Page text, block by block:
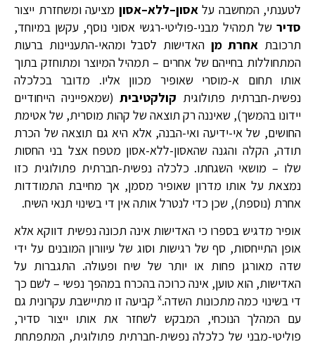
לטענתי, המחשבה עלאסון–ללא–אסון מציעה ומשחזרת ייצור
סדיר של תמהיל מבני-פוליטי-רגשי אסוני נוסף, עקשן במיוחד,
תרכובת אחרת מן האדישות לסבל ומהאי-התעניינות ברעות
המתחוללות בחייהם של אחרים – תמהיל המיוצר ומתוחזק בתוך
אותו תחום א-מוסרי שאופיר מכוון אליו. מדובר בכלכלה
נפשית-חברתית פתולוגית קולקטיבית (שמאפייניה הייחודיים
יידונו בהמשך), שאיננה רק תוצאה של קהות מוסרית, של אטימת
החושים, של אי-ידיעה ואי-הבנה, אלא היא גם תוצאה של הכרת
תודה, הקלה והגנה שהאסון-ללא-אסון מטפח אצל בני החסות
שלו – מושאי השגחתו. כלכלה נפשית-חברתית פתולוגית כזו
נמצאת על אותו מדרון שאופיר מסמן, אך מחייבת התמודדות
אחרת (נוספת), שכן כדי לנטרל אותה אין די בשינוי תנאי השיח.
אופיר מדגיש בספרו כי האדישות אינה תכונה נפשית דווקא אלא
אופן התייחסות, סף של רגישות וסוג של עיוורון המובנים על ידי
שדה מאורגן פחות או יותר של שיח ופעולה. התגברות על
האדישות, הוא טוען, אינה כרוכה בהכרח במהפך נפשי – לשם כך
די בשינוי כמה מתכונות השדה.xקביעה זו מתיישבת עקרונית גם
עם המהלך הנוכחי, המבקש לשחזר את אותו ייצור סדיר,
פוליטי-מבני של כלכלה נפשית-חברתית פתולוגית, המתפתחת